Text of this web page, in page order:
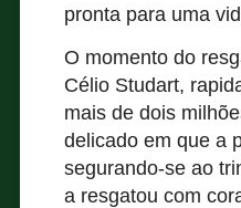
pronta para uma
O momento do
Célio Studart,
mais de dois
delicado em que a
segurando-se ao
a resgatou com